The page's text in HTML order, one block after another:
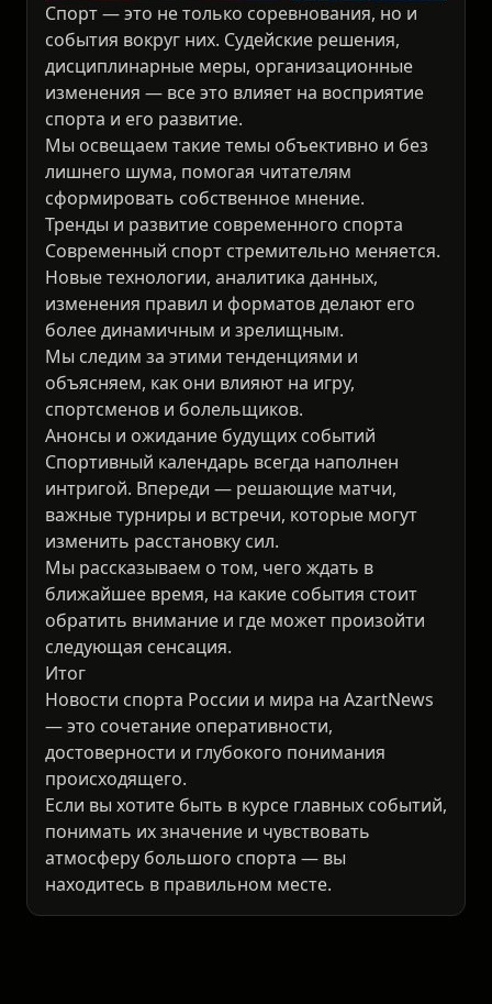
Спорт — это не только соревнования, но и
события вокруг них. Судейские решения,
дисциплинарные меры, организационные
изменения — все это влияет на восприятие
спорта и его развитие.
Мы освещаем такие темы объективно и без
лишнего шума, помогая читателям
сформировать собственное мнение.
Тренды и развитие современного спорта
Современный спорт стремительно меняется.
Новые технологии, аналитика данных,
изменения правил и форматов делают его
более динамичным и зрелищным.
Мы следим за этими тенденциями и
объясняем, как они влияют на игру,
спортсменов и болельщиков.
Анонсы и ожидание будущих событий
Спортивный календарь всегда наполнен
интригой. Впереди — решающие матчи,
важные турниры и встречи, которые могут
изменить расстановку сил.
Мы рассказываем о том, чего ждать в
ближайшее время, на какие события стоит
обратить внимание и где может произойти
следующая сенсация.
Итог
Новости спорта России и мира на AzartNews
— это сочетание оперативности,
достоверности и глубокого понимания
происходящего.
Если вы хотите быть в курсе главных событий,
понимать их значение и чувствовать
атмосферу большого спорта — вы
находитесь в правильном месте.